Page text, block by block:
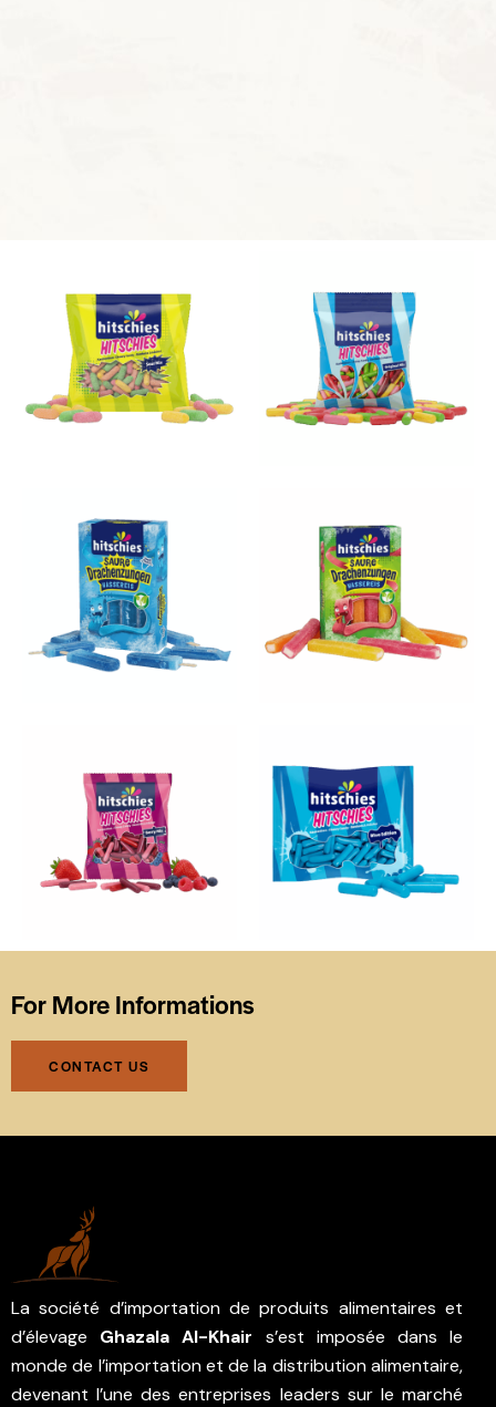
For More Informations
CONTACT US
La société d’importation de produits alimentaires et
d’élevage Ghazala Al-Khair s’est imposée dans le
monde de l’importation et de la distribution alimentaire,
devenant l’une des entreprises leaders sur le marché